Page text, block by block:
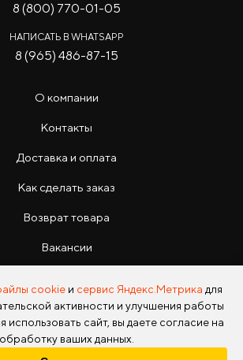
8 (800) 770-01-05
НАПИСАТЬ В WHATSAPP
8 (965) 486-87-15
О компании
Контакты
Доставка и оплата
Как сделать заказ
Возврат товара
Вакансии
cookieи сервис Яндекс.Метрика для
активности и улучшения работы
использовать сайт, вы даете согласие на
обработку ваших данных.